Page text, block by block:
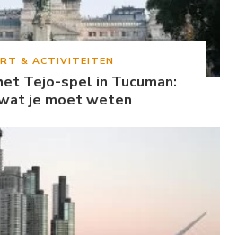
& ACTIVITEITEN
Tejo-spel in Tucuman:
je moet weten